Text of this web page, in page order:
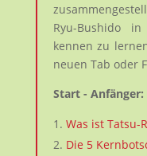
Ryu-Bushido
kennen zu
neuen Tab oder
Start - Anfänger:
Was ist Tatsu-
Die 5